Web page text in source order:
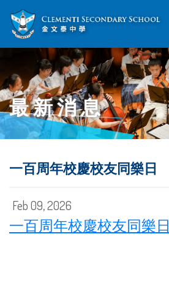
最新消息
一百周年校慶校友同樂日
Feb 09, 2026
一百周年校慶校友同樂日